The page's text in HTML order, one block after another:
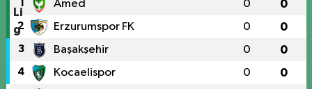
1 Amed 0 0
2 Erzurumspor FK 0 0
3 Başakşehir 0 0
4 Kocaelispor 0 0